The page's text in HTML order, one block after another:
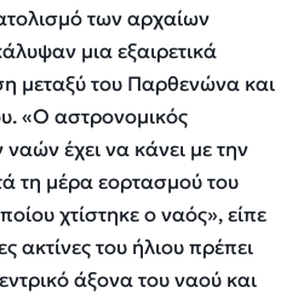
των αρχαίων
μια εξαιρετικά
μεταξύ του Παρθενώνα και
«Ο αστρονομικός
έχει να κάνει με την
τη μέρα εορτασμού του
χτίστηκε ο ναός», είπε
ακτίνες του ήλιου πρέπει
άξονα του ναού και